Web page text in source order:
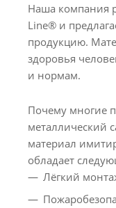
Наша компания
Line® и
продукцию.
здоровья
и нормам.
Почему многие
металлический
материал
обладает
Лёгкий